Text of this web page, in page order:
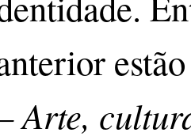
Arte,